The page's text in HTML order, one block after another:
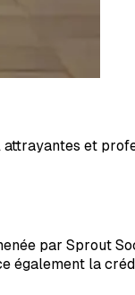
et
par Sprout
également la